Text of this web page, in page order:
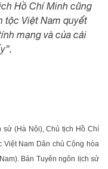
Hồ Chí Minh cũng
tộc Việt Nam quyết
mạng và của cải
sử (Hà Nội), Chủ tịch Hồ Chí
Việt Nam Dân chủ Cộng hòa
Bản Tuyên ngôn lịch sử